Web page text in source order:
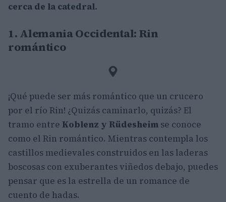
cerca de la catedral.
1. Alemania Occidental: Rin
romántico
¡Qué puede ser más romántico que un crucero
por el río Rin! ¿Quizás caminarlo, quizás? El
tramo entre Koblenz y Rüdesheim se conoce
como el Rin romántico. Mientras contempla los
castillos medievales construidos en las laderas
boscosas con exuberantes viñedos debajo, puedes
pensar que es la estrella de un romance de
cuento de hadas.